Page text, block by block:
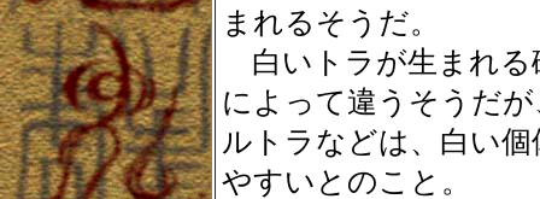
まれるそうだ。
白いトラが生まれる
によって違うそうだ
ルトラなどは、白い
やすいとのこと。